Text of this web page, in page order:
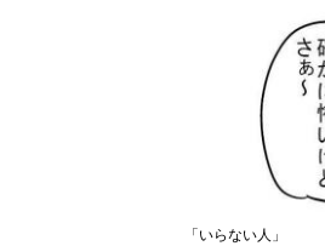
「いらない人」